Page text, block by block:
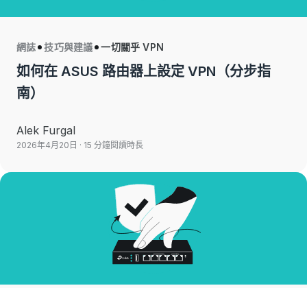
網誌 技巧與建議 一切關乎 VPN
如何在 ASUS 路由器上設定 VPN（分步指
南）
Alek Furgal
2026年4月20日 · 15 分鐘閱讀時長